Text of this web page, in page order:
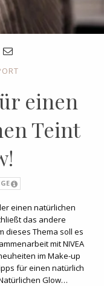
einen
Teint
einen natürlichen
das andere
dieses Thema soll es
mit NIVEA
im Make-up
für einen natürlich
Glow…